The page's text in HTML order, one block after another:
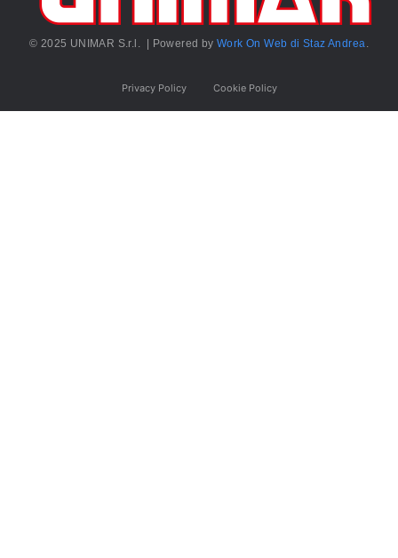
© 2025 UNIMAR S.r.l. | Powered byWork On Web di Staz Andrea.
Privacy Policy Cookie Policy